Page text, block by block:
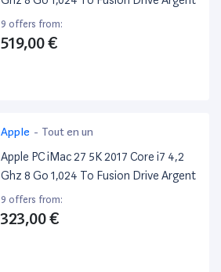
9 offers from:
519,00 €
Apple - Tout en un
Apple PC iMac 27 5K 2017 Core i7 4,2
Ghz 8 Go 1,024 To Fusion Drive Argent
9 offers from:
323,00 €